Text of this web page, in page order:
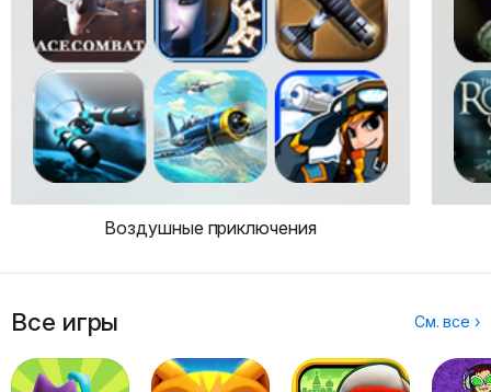
Воздушные приключения
Все игры См. все ›